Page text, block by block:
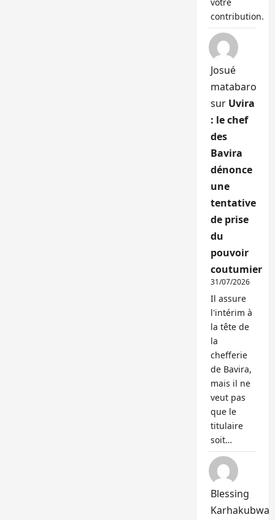
contribution.
Josué
matabaro
sur Uvira
: le chef
des
Bavira
dénonce
une
tentative
de prise
du
pouvoir
coutumier
31/07/2026
Il assure
l'intérim à
la tête de
la
chefferie
de Bavira,
mais il ne
veut pas
que le
titulaire
soit…
Blessing
Karhakubwa